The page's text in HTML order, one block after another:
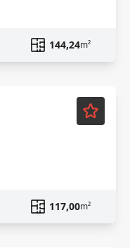
144,24m²
117,00m²